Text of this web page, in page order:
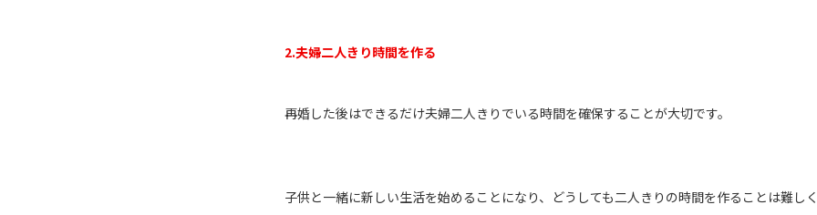
2.夫婦二人きり時間を作る
再婚した後はできるだけ夫婦二人きりでいる時間を確保することが大切です。
子供と一緒に新しい生活を始めることになり、どうしても二人きりの時間を作ることは難しく